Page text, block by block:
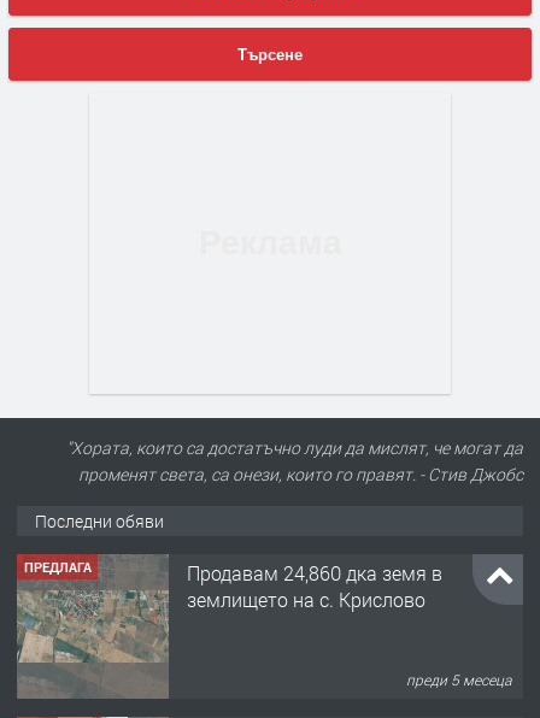
Търсене
"Хората, които са достатъчно луди да мислят, че могат да
променят света, са онези, които го правят. - Стив Джобс
Последни обяви
ПРЕДЛАГА
Продавам 24,860 дка земя в
землището на с. Крислово
преди 5 месеца